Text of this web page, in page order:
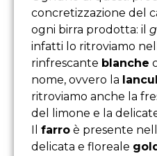
concretizzazione del
ogni birra prodotta: il
infatti lo ritroviamo
rinfrescante blanche
nome, ovvero la
ritroviamo anche la
del limone e la
farro è presente
delicata e floreale